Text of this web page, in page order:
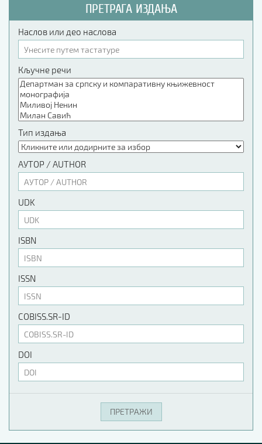
ПРЕТРАГА ИЗДАЊА
Наслов или део наслова
Кључне речи
Тип издања
АУТОР / AUTHOR
UDK
ISBN
ISSN
COBISS.SR-ID
DOI